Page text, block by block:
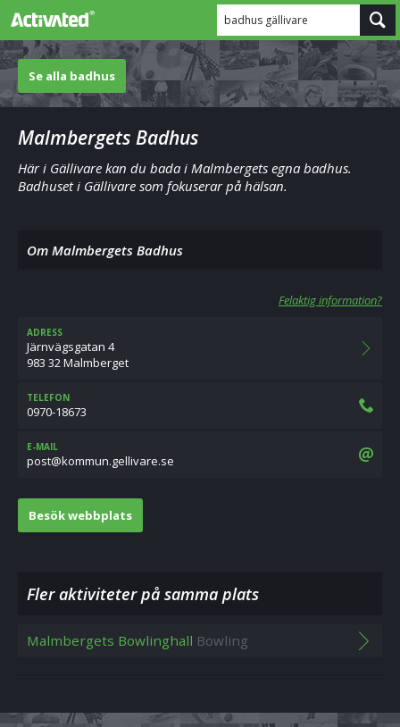
badhus gällivare
Se alla badhus
Malmbergets Badhus
Här i Gällivare kan du bada i Malmbergets egna badhus.
Badhuset i Gällivare som fokuserar på hälsan.
Om Malmbergets Badhus
Felaktig information?
ADRESS
Järnvägsgatan 4
983 32 Malmberget
TELEFON
0970-18673
E-MAIL
es.eravilleg.nummok@tsop
Besök webbplats
Fler aktiviteter på samma plats
Malmbergets Bowlinghall Bowling